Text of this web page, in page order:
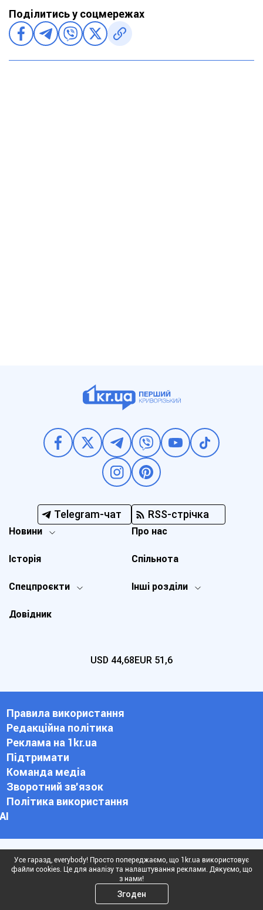
Поділитись у соцмережах
Telegram-чат RSS-стрічка
Новини
Спецпроєкти Інші розділи
Історія
Про нас
Довідник
Спільнота
USD 44,68EUR 51,6
Правила використання
Редакційна політика
Реклама на 1kr.ua
Підтримати
Команда медіа
Зворотний зв'язок
Політика використання
АІ
реклами” і “Політична реклама”.
У 2025 році роботу медіа підтримує Європейський союз
Усе гаразд, everybody! Просто попереджаємо, що 1kr.ua використовує
файли cookies. Це для аналізу та налаштування реклами. Дякуємо, що
з нами!
Згоден